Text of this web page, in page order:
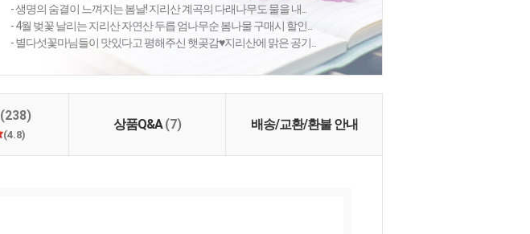
- 생명의 숨결이 느껴지는 봄날! 지리산 계곡의 다래나무도 물을 내...
- 4월 벚꽃 날리는 지리산 자연산 두릅 엄나무순 봄나물 구매시 할인...
- 별다섯꽃마님들이 맛있다고 평해주신 햇곶감♥지리산에 맑은 공기...
(238)
(4.8)
상품Q&A(7) 배송/교환/환불 안내